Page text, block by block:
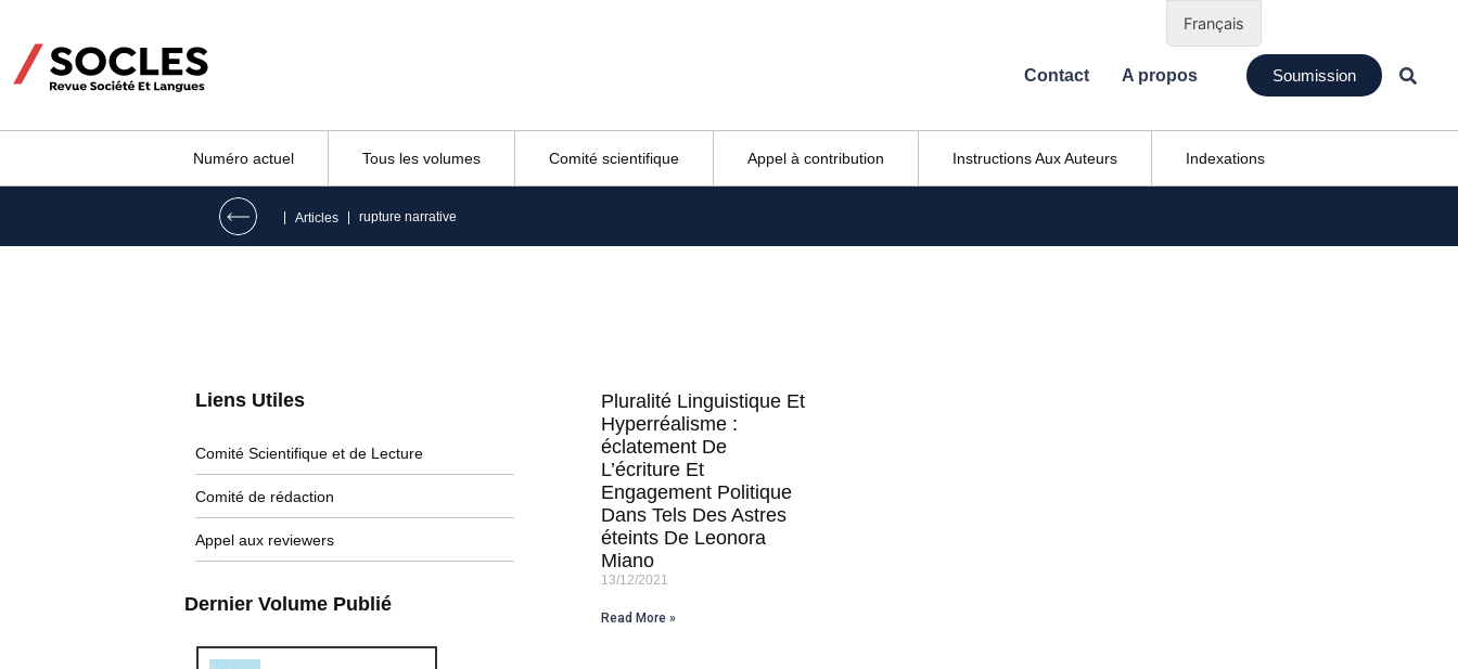
Contact A propos Soumission
Numéro actuel Tous les volumes Comité scientifique Appel à contribution Instructions Aux Auteurs Indexations
| Articles | rupture narrative
Liens Utiles​
Comité Scientifique et de Lecture
Comité de rédaction
Appel aux reviewers
Dernier Volume Publié
Pluralité Linguistique Et
Hyperréalisme :
éclatement De
L’écriture Et
Engagement Politique
Dans Tels Des Astres
éteints De Leonora
Miano
13/12/2021
Read More »
Français